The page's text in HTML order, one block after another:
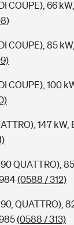
COUPE), 66
COUPE), 85
COUPE), 100
147
QUATTRO),
(0588 / 312)
QUATTRO),
(0588 / 313)